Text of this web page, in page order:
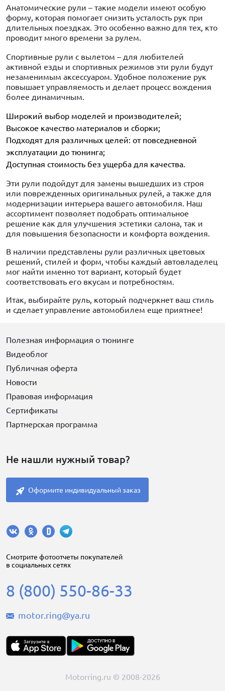
Анатомические рули – такие модели имеют особую
форму, которая помогает снизить усталость рук при
длительных поездках. Это особенно важно для тех, кто
проводит много времени за рулем.
Спортивные рули с вылетом – для любителей
активной езды и спортивных режимов эти рули будут
незаменимым аксессуаром. Удобное положение рук
повышает управляемость и делает процесс вождения
более динамичным.
Широкий выбор моделей и производителей;
Высокое качество материалов и сборки;
Подходят для различных целей: от повседневной
эксплуатации до тюнинга;
Доступная стоимость без ущерба для качества.
Эти рули подойдут для замены вышедших из строя
или поврежденных оригинальных рулей, а также для
модернизации интерьера вашего автомобиля. Наш
ассортимент позволяет подобрать оптимальное
решение как для улучшения эстетики салона, так и
для повышения безопасности и комфорта вождения.
В наличии представлены рули различных цветовых
решений, стилей и форм, чтобы каждый автовладелец
мог найти именно тот вариант, который будет
соответствовать его вкусам и потребностям.
Итак, выбирайте руль, который подчеркнет ваш стиль
и сделает управление автомобилем еще приятнее!
Полезная информация о тюнинге
Видеоблог
Публичная оферта
Новости
Правовая информация
Сертификаты
Партнерская программа
Не нашли нужный товар?
Оформите индивидуальный заказ
Cмотрите фотоотчеты покупателей
в социальных сетях
8 (800) 550-86-33
motor.ring@ya.ru
Motorring.ru © 2008-2026